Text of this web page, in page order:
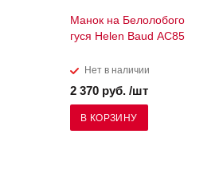
Манок на Белолобого
гуся Helen Baud АС85
Нет в наличии
2 370 руб. /шт
В КОРЗИНУ